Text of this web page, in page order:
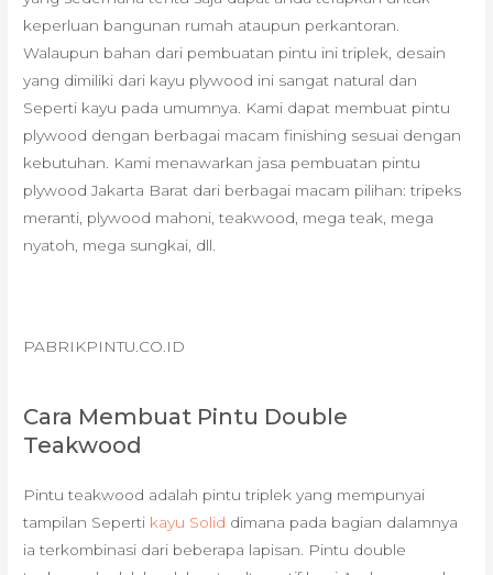
keperluan bangunan rumah ataupun perkantoran.
Walaupun bahan dari pembuatan pintu ini triplek, desain
yang dimiliki dari kayu plywood ini sangat natural dan
Seperti kayu pada umumnya. Kami dapat membuat pintu
plywood dengan berbagai macam finishing sesuai dengan
kebutuhan. Kami menawarkan jasa pembuatan pintu
plywood Jakarta Barat dari berbagai macam pilihan: tripeks
meranti, plywood mahoni, teakwood, mega teak, mega
nyatoh, mega sungkai, dll.
PABRIKPINTU.CO.ID
Cara Membuat Pintu Double
Teakwood
Pintu teakwood adalah pintu triplek yang mempunyai
tampilan Seperti kayu Solid dimana pada bagian dalamnya
ia terkombinasi dari beberapa lapisan. Pintu double